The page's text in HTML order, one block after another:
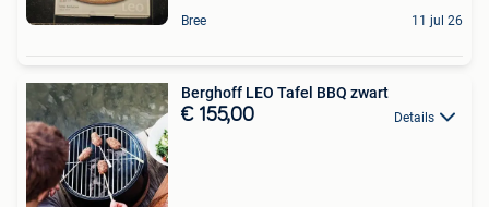
Bree 11 jul 26
Berghoff LEO Tafel BBQ zwart
€ 155,00 Details